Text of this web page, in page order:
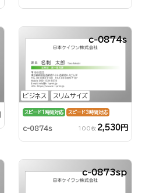
ビジネス スリムサイズ
c-0874s
スピード1時間対応 スピード3時間対応
c-0874s 100枚 2,530円
c-0873sp